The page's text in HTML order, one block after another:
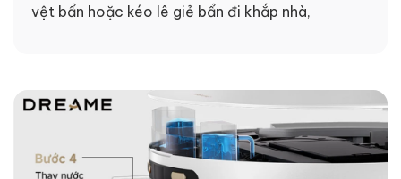
vệt bẩn hoặc kéo lê giẻ bẩn đi khắp nhà,